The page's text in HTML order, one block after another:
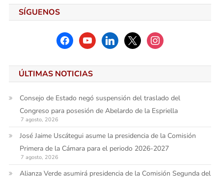
SÍGUENOS
facebookyoutubelinkedinx instagram
ÚLTIMAS NOTICIAS
Consejo de Estado negó suspensión del traslado del
Congreso para posesión de Abelardo de la Espriella
7 agosto, 2026
José Jaime Uscátegui asume la presidencia de la Comisión
Primera de la Cámara para el periodo 2026-2027
7 agosto, 2026
Alianza Verde asumirá presidencia de la Comisión Segunda del